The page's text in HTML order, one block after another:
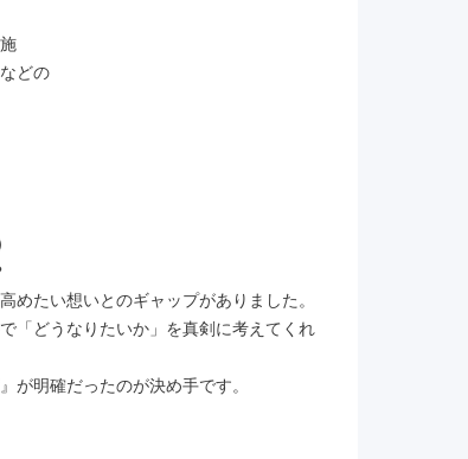
どの
めたい想いとのギャップがありました。
「どうなりたいか」を真剣に考えてくれ
が明確だったのが決め手です。